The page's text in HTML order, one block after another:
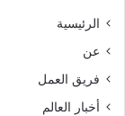
الرئيسية
عن
فريق العمل
أخبار العالم